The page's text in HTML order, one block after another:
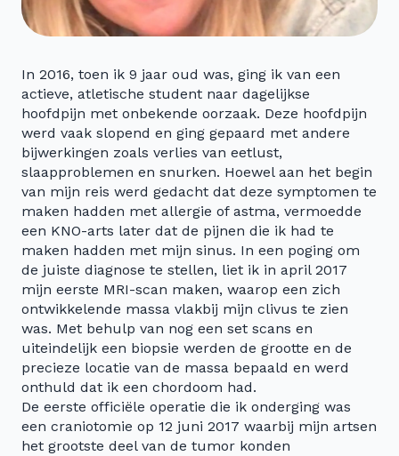
In 2016, toen ik 9 jaar oud was, ging ik van een
actieve, atletische student naar dagelijkse
hoofdpijn met onbekende oorzaak. Deze hoofdpijn
werd vaak slopend en ging gepaard met andere
bijwerkingen zoals verlies van eetlust,
slaapproblemen en snurken. Hoewel aan het begin
van mijn reis werd gedacht dat deze symptomen te
maken hadden met allergie of astma, vermoedde
een KNO-arts later dat de pijnen die ik had te
maken hadden met mijn sinus. In een poging om
de juiste diagnose te stellen, liet ik in april 2017
mijn eerste MRI-scan maken, waarop een zich
ontwikkelende massa vlakbij mijn clivus te zien
was. Met behulp van nog een set scans en
uiteindelijk een biopsie werden de grootte en de
precieze locatie van de massa bepaald en werd
onthuld dat ik een chordoom had.
De eerste officiële operatie die ik onderging was
een craniotomie op 12 juni 2017 waarbij mijn artsen
het grootste deel van de tumor konden